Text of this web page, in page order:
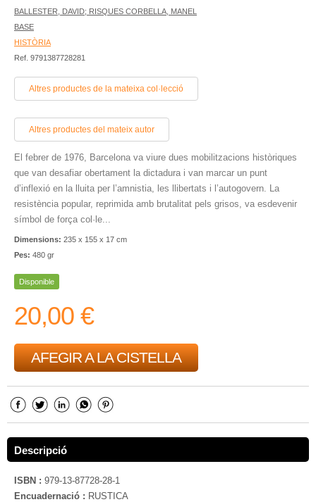
BALLESTER, DAVID; RISQUES CORBELLA, MANEL
BASE
HISTÒRIA
Ref. 9791387728281
Altres productes de la mateixa col·lecció
Altres productes del mateix autor
El febrer de 1976, Barcelona va viure dues mobilitzacions històriques
que van desafiar obertament la dictadura i van marcar un punt
d’inflexió en la lluita per l’amnistia, les llibertats i l’autogovern. La
resistència popular, reprimida amb brutalitat pels grisos, va esdevenir
símbol de força col·le...
Dimensions: 235 x 155 x 17 cm
Pes: 480 gr
Disponible
20,00 €
AFEGIR A LA CISTELLA
Descripció
ISBN : 979-13-87728-28-1
Encuadernació : RUSTICA